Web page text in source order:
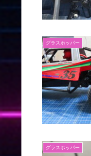
グラスホッパー
グラスホッパー